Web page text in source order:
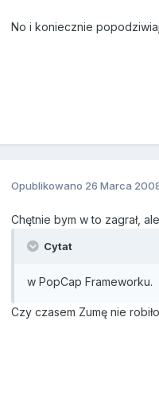
No i koniecznie
Opublikowano 26 Marca
Chętnie bym w to zagrał,
Cytat
w PopCap Frameworku.
Czy czasem Zumę nie